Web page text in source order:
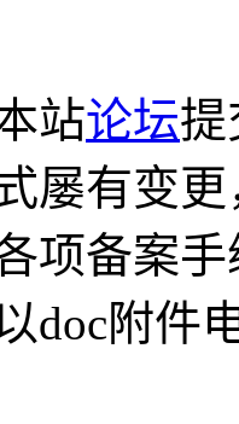
站论坛提
屡有变
项备案
doc附件